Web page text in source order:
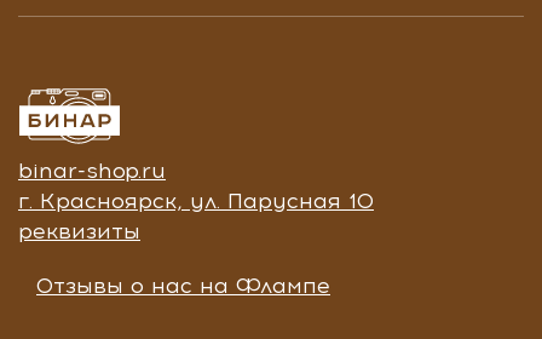
binar-shop.ru
г. Красноярск, ул. Парусная 10
реквизиты
Отзывы о нас на Флампе